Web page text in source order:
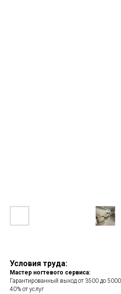
Условия труда:
Мастер ногтевого сервиса:
Гарантированный выход от 3500 до
40% от услуг